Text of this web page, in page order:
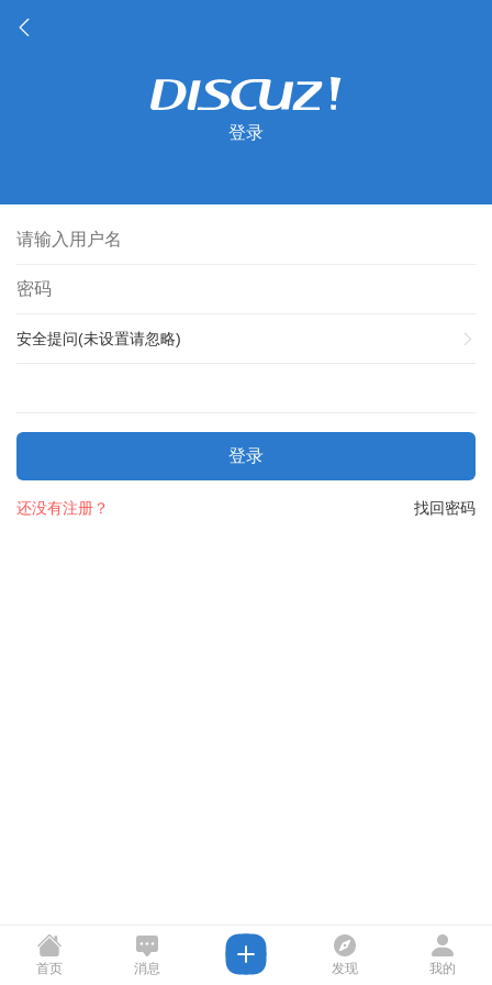
登录
安全提问(未设置请忽略)
登录
找回密码
还没有注册？
首页 消息 发现 我的